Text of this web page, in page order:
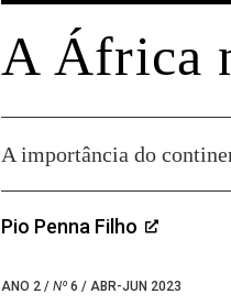
A África
A importância do
Pio Penna Filho
ANO 2 / Nº 6 / ABR-JUN 2023